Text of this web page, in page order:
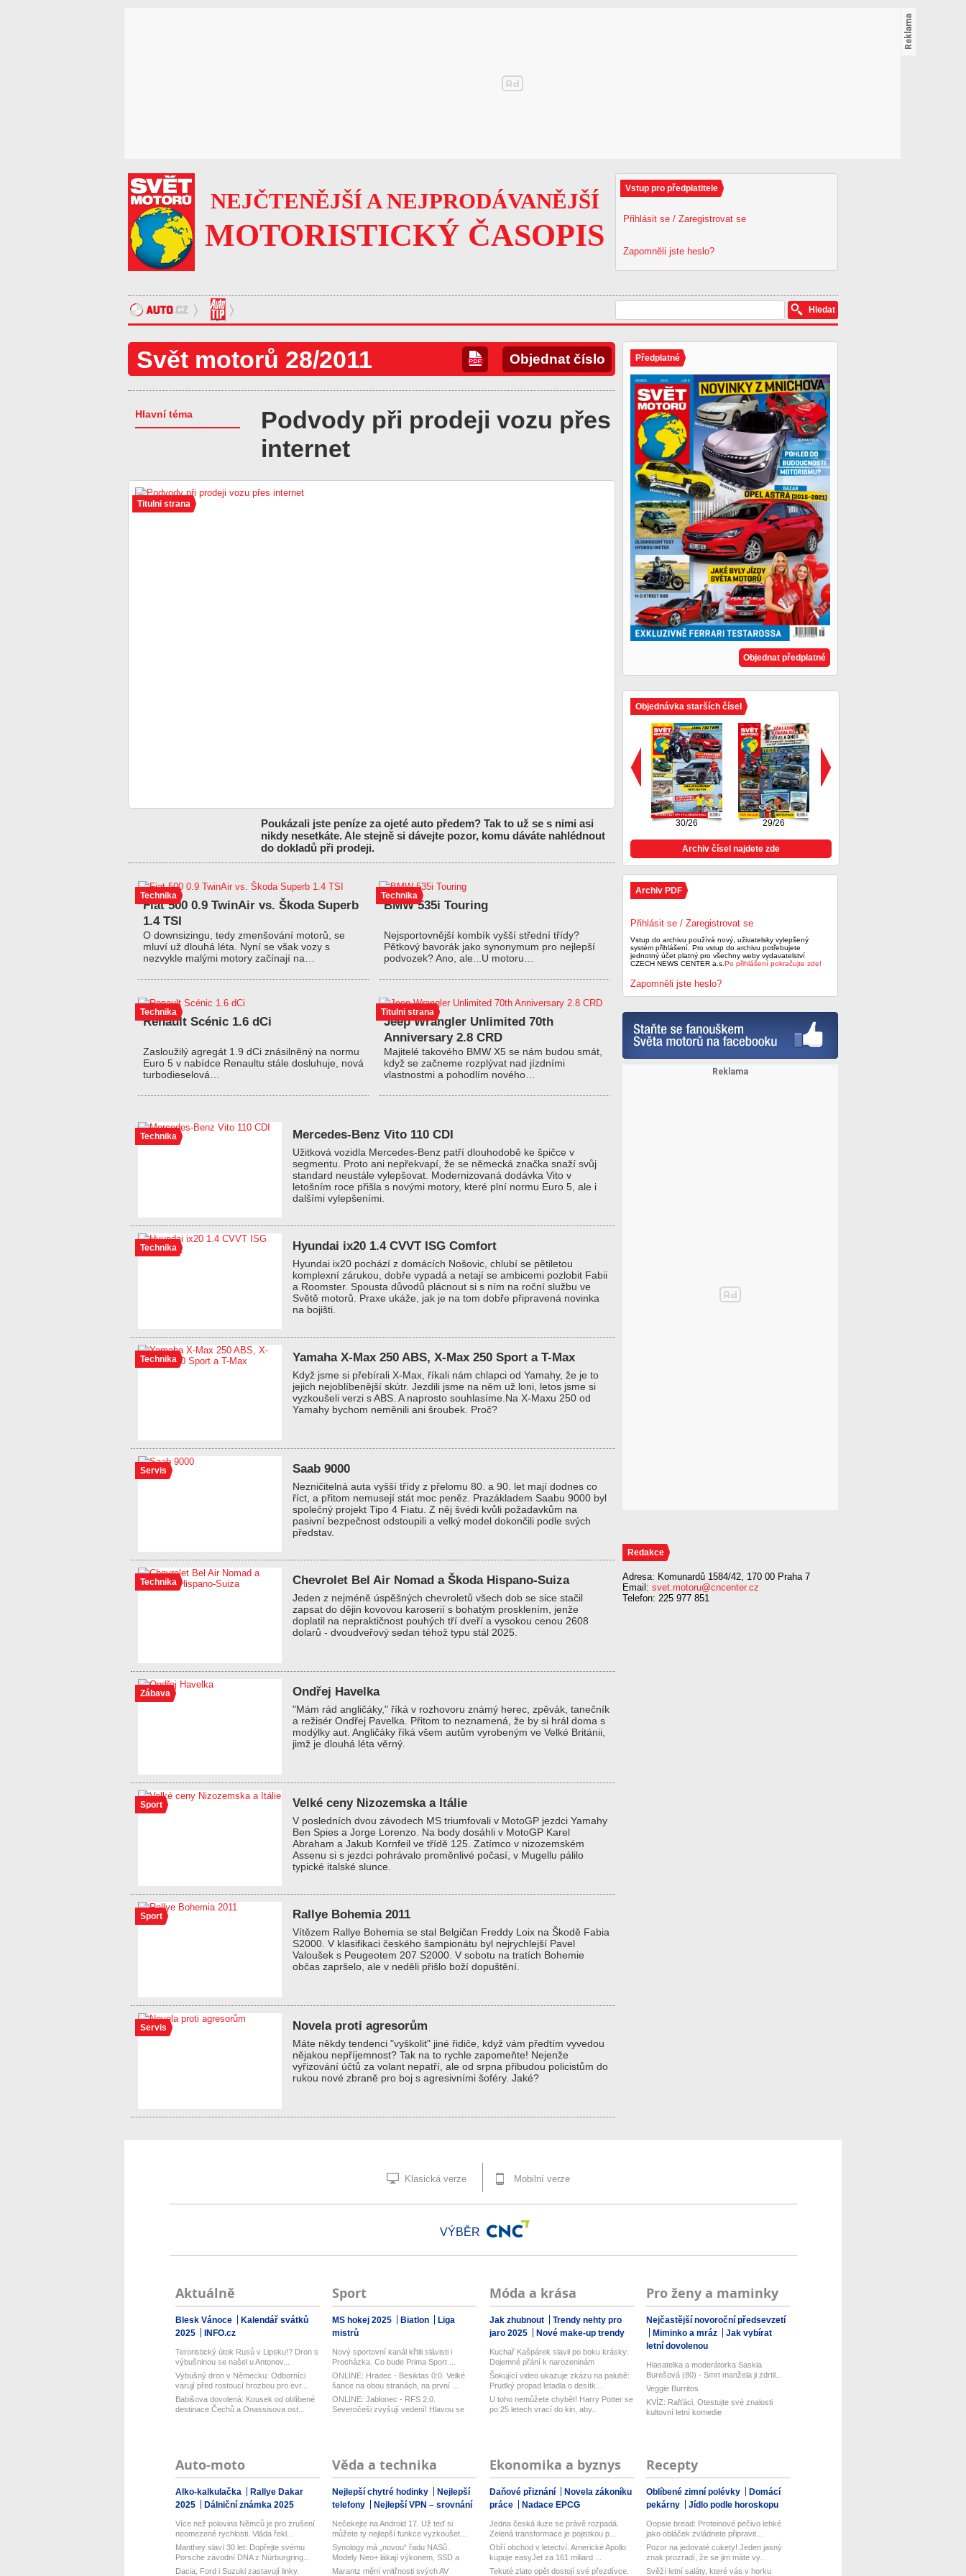
Vstup pro předplatitele
Přihlásit se / Zaregistrovat se
Zapomněli jste heslo?
NEJČTENĚJŠÍ A NEJPRODÁVANĚJŠÍ
MOTORISTICKÝ ČASOPIS
Svět motorů 28/2011 Objednat číslo
Podvody při prodeji vozu přes
internet
Hlavní téma
Titulni strana
Poukázali jste peníze za ojeté auto předem? Tak to už se s nimi asi
nikdy nesetkáte. Ale stejně si dávejte pozor, komu dáváte nahlédnout
do dokladů při prodeji.
Technika
Fiat 500 0.9 TwinAir vs. Škoda Superb
1.4 TSI
O downsizingu, tedy zmenšování motorů, se
mluví už dlouhá léta. Nyní se však vozy s
nezvykle malými motory začínají na…
Technika
BMW 535i Touring
Nejsportovnější kombík vyšší střední třídy?
Pětkový bavorák jako synonymum pro nejlepší
podvozek? Ano, ale...U motoru…
Technika
Renault Scénic 1.6 dCi
Zasloužilý agregát 1.9 dCi znásilněný na normu
Euro 5 v nabídce Renaultu stále dosluhuje, nová
turbodieselová…
Titulni strana
Jeep Wrangler Unlimited 70th
Anniversary 2.8 CRD
Majitelé takového BMW X5 se nám budou smát,
když se začneme rozplývat nad jízdními
vlastnostmi a pohodlím nového…
Technika Mercedes-Benz Vito 110 CDI
Užitková vozidla Mercedes-Benz patří dlouhodobě ke špičce v
segmentu. Proto ani nepřekvapí, že se německá značka snaží svůj
standard neustále vylepšovat. Modernizovaná dodávka Vito v
letošním roce přišla s novými motory, které plní normu Euro 5, ale i
dalšími vylepšeními.
Technika Hyundai ix20 1.4 CVVT ISG Comfort
Hyundai ix20 pochází z domácích Nošovic, chlubí se pětiletou
komplexní zárukou, dobře vypadá a netají se ambicemi pozlobit Fabii
a Roomster. Spousta důvodů plácnout si s ním na roční službu ve
Světě motorů. Praxe ukáže, jak je na tom dobře připravená novinka
na bojišti.
Technika Yamaha X-Max 250 ABS, X-Max 250 Sport a T-Max
Když jsme si přebírali X-Max, říkali nám chlapci od Yamahy, že je to
jejich nejoblíbenější skútr. Jezdili jsme na něm už loni, letos jsme si
vyzkoušeli verzi s ABS. A naprosto souhlasíme.Na X-Maxu 250 od
Yamahy bychom neměnili ani šroubek. Proč?
Servis Saab 9000
Nezničitelná auta vyšší třídy z přelomu 80. a 90. let mají dodnes co
říct, a přitom nemusejí stát moc peněz. Prazákladem Saabu 9000 byl
společný projekt Tipo 4 Fiatu. Z něj švédi kvůli požadavkům na
pasivní bezpečnost odstoupili a velký model dokončili podle svých
představ.
Technika Chevrolet Bel Air Nomad a Škoda Hispano-Suiza
Jeden z nejméně úspěšných chevroletů všech dob se sice stačil
zapsat do dějin kovovou karoserií s bohatým prosklením, jenže
doplatil na nepraktičnost pouhých tří dveří a vysokou cenou 2608
dolarů - dvoudveřový sedan téhož typu stál 2025.
Zábava Ondřej Havelka
"Mám rád angličáky," říká v rozhovoru známý herec, zpěvák, tanečník
a režisér Ondřej Pavelka. Přitom to neznamená, že by si hrál doma s
modýlky aut. Angličáky říká všem autům vyrobeným ve Velké Británii,
jimž je dlouhá léta věrný.
Sport Velké ceny Nizozemska a Itálie
V posledních dvou závodech MS triumfovali v MotoGP jezdci Yamahy
Ben Spies a Jorge Lorenzo. Na body dosáhli v MotoGP Karel
Abraham a Jakub Kornfeil ve třídě 125. Zatímco v nizozemském
Assenu si s jezdci pohrávalo proměnlivé počasí, v Mugellu pálilo
typické italské slunce.
Sport Rallye Bohemia 2011
Vítězem Rallye Bohemia se stal Belgičan Freddy Loix na Škodě Fabia
S2000. V klasifikaci českého šampionátu byl nejrychlejší Pavel
Valoušek s Peugeotem 207 S2000. V sobotu na tratích Bohemie
občas zapršelo, ale v neděli přišlo boží dopuštění.
Servis Novela proti agresorům
Máte někdy tendenci "vyškolit" jiné řidiče, když vám předtím vyvedou
nějakou nepříjemnost? Tak na to rychle zapomeňte! Nejenže
vyřizování účtů za volant nepatří, ale od srpna přibudou policistům do
rukou nové zbraně pro boj s agresivními šoféry. Jaké?
Předplatné
Objednat předplatné
Objednávka starších čísel
30/26 29/26
Archiv čísel najdete zde
Archiv PDF
Přihlásit se / Zaregistrovat se
Vstup do archivu používá nový, uživatelsky vylepšený
systém přihlášení. Pro vstup do archivu potřebujete
jednotný účet platný pro všechny weby vydavatelství
CZECH NEWS CENTER a.s. Po přihlášení pokračujte zde!
Zapomněli jste heslo?
Redakce
Adresa: Komunardů 1584/42, 170 00 Praha 7
Email: svet.motoru@cncenter.cz
Telefon: 225 977 851
Klasická verze Mobilní verze
VÝBĚR
Aktuálně
Blesk Vánoce
Kalendář svátků
2025
INFO.cz
Teroristický útok Rusů v Lipsku!? Dron s
výbušninou se našel u Antonov...
Výbušný dron v Německu: Odborníci
varují před rostoucí hrozbou pro evr...
Babišova dovolená: Kousek od oblíbené
destinace Čechů a Onassisova ost...
Sport
MS hokej 2025 Biatlon
Liga
mistrů
Nový sportovní kanál křtili slávisti i
Procházka. Co bude Prima Sport ...
ONLINE: Hradec - Besiktas 0:0. Velké
šance na obou stranách, na první ...
ONLINE: Jablonec - RFS 2:0.
Severočeši zvyšují vedení! Hlavou se
Móda a krása
Jak zhubnout
Trendy nehty pro
jaro 2025
Nové make-up trendy
Kuchař Kašpárek slavil po boku krásky:
Dojemné přání k narozeninám
Šokující video ukazuje zkázu na palubě:
Prudký propad letadla o desítk...
U toho nemůžete chybět! Harry Potter se
po 25 letech vrací do kin, aby...
Pro ženy a maminky
Nejčastější novoroční předsevzetí
Miminko a mráz
Jak vybírat
letní dovolenou
Hlasatelka a moderátorka Saskia
Burešová (80) - Smrt manžela ji zdrtil...
Veggie Burritos
KVÍZ: Rafťáci. Otestujte své znalosti
kultovní letní komedie
Auto-moto
Alko-kalkulačka
Rallye Dakar
2025
Dálniční známka 2025
Více než polovina Němců je pro zrušení
neomezené rychlosti. Vláda řekl...
Manthey slaví 30 let: Dopřejte svému
Porsche závodní DNA z Nürburgring...
Dacia, Ford i Suzuki zastavují linky.
Věda a technika
Nejlepší chytré hodinky
Nejlepší
telefony
Nejlepší VPN – srovnání
Nečekejte na Android 17. Už teď si
můžete ty nejlepší funkce vyzkoušet...
Synology má „novou“ řadu NASů.
Modely Neo+ lákají výkonem, SSD a
vyměn...
Marantz mění vnitřnosti svých AV
Ekonomika a byznys
Daňové přiznání
Novela zákoníku
práce
Nadace EPCG
Jedna česká iluze se právě rozpadá.
Zelená transformace je pojistkou p...
Obří obchod v letectví. Americké Apollo
kupuje easyJet za 161 miliard ...
Tekuté zlato opět dostojí své přezdívce.
Recepty
Oblíbené zimní polévky
Domácí
pekárny
Jídlo podle horoskopu
Oopsie bread: Proteinové pečivo lehké
jako obláček zvládnete připravit...
Pozor na jedovaté cukety! Jeden jasný
znak prozradí, že se jim máte vy...
Svěží letní saláty, které vás v horku